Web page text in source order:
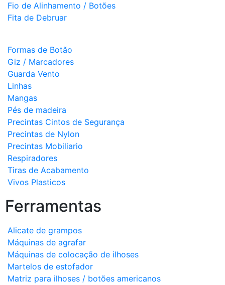
Fio de Alinhamento / Botões
Fita de Debruar
Formas de Botão
Giz / Marcadores
Guarda Vento
Linhas
Mangas
Pés de madeira
Precintas Cintos de Segurança
Precintas de Nylon
Precintas Mobiliario
Respiradores
Tiras de Acabamento
Vivos Plasticos
Ferramentas
Alicate de grampos
Máquinas de agrafar
Máquinas de colocação de ilhoses
Martelos de estofador
Matriz para ilhoses / botões americanos